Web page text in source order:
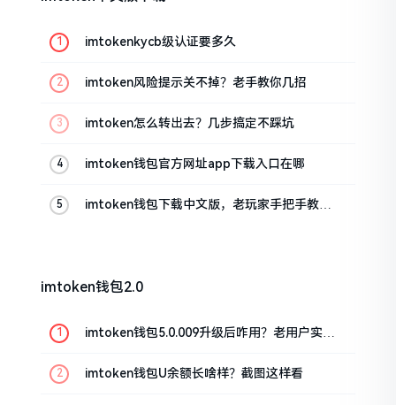
imtokenkycb级认证要多久
imtoken风险提示关不掉？老手教你几招
imtoken怎么转出去？几步搞定不踩坑
imtoken钱包官方网址app下载入口在哪
imtoken钱包下载中文版，老玩家手把手教你
imtoken钱包2.0
imtoken钱包5.0.009升级后咋用？老用户实测
imtoken钱包U余额长啥样？截图这样看